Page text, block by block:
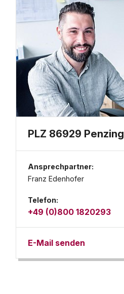
PLZ 86929 Penzing
Ansprechpartner:
Franz Edenhofer
Telefon:
+49 (0)800 1820293
E-Mail senden